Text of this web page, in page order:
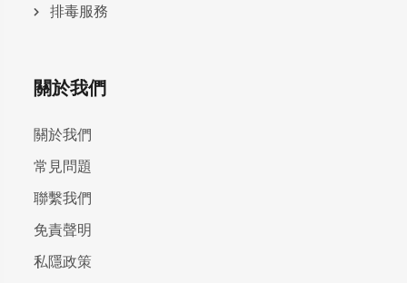
排毒服務
關於我們
關於我們
常見問題
聯繫我們
免責聲明
私隱政策